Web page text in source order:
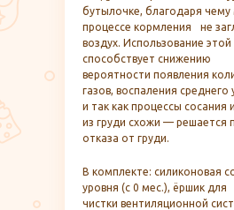
бутылочке, благодаря
процессе кормления не
воздух. Использование
способствует снижению
вероятности появления
газов, воспаления
и так как процессы сосания
из груди схожи — решается
отказа от груди.
В комплекте: силиконовая
уровня (с 0 мес.), ёршик для
чистки вентиляционной